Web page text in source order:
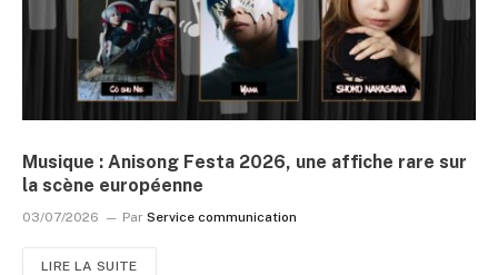
Musique : Anisong Festa 2026, une affiche rare sur
la scène européenne
03/07/2026 Par Service communication
LIRE LA SUITE